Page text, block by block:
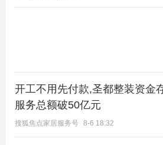
源，山间云雾缭绕，林木葱郁，
开工不用先付款,圣都整装资金
服务总额破50亿元
搜狐焦点家居服务号 8-6 18:32